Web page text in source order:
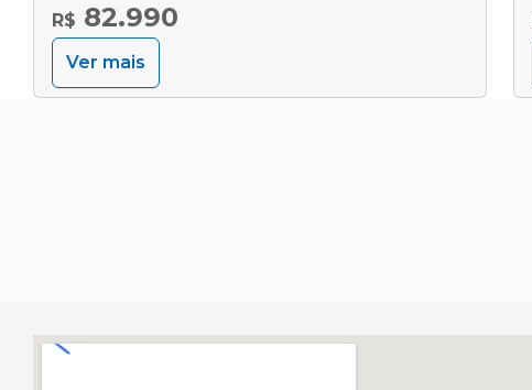
R$ 82.990
Ver mais